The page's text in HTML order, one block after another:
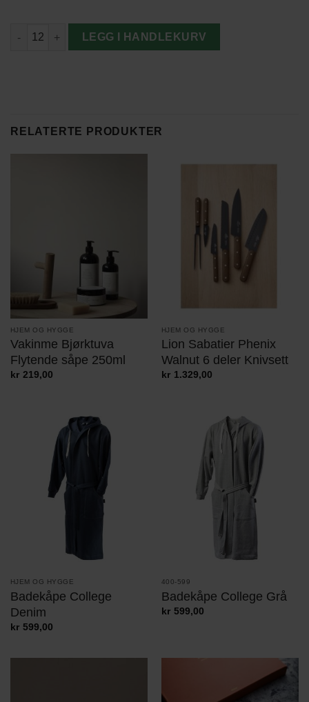
Moomin Arabia Mummi 300 ml Porselenskrus- Familiemys antall
LEGG I HANDLEKURV
RELATERTE PRODUKTER
HJEM OG HYGGE
Vakinme Bjørktuva
Flytende såpe 250ml
kr 219,00
HJEM OG HYGGE
Lion Sabatier Phenix
Walnut 6 deler Knivsett
kr 1.329,00
HJEM OG HYGGE
Badekåpe College
Denim
kr 599,00
400-599
Badekåpe College Grå
kr 599,00